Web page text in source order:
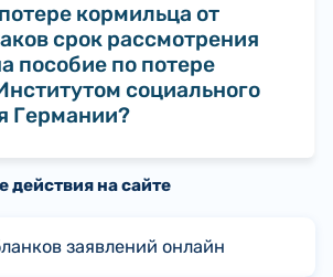
кормильца от
срок рассмотрения
пособие по потере
социального
Германии?
на сайте
заявлений онлайн